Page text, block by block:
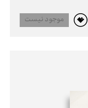
موجود نیست